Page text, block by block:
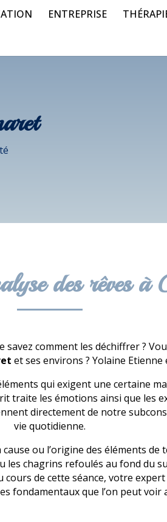
ENTREPRISE
des rêves à
comment les déchiffrer ?
et ses environs ? Yolaine
qui exigent une certaine
traite les émotions ainsi que les
directement de notre
vie quotidienne.
ou l’origine des éléments
les chagrins refoulés au fond du
de cette séance, votre
fondamentaux que l’on peut voir